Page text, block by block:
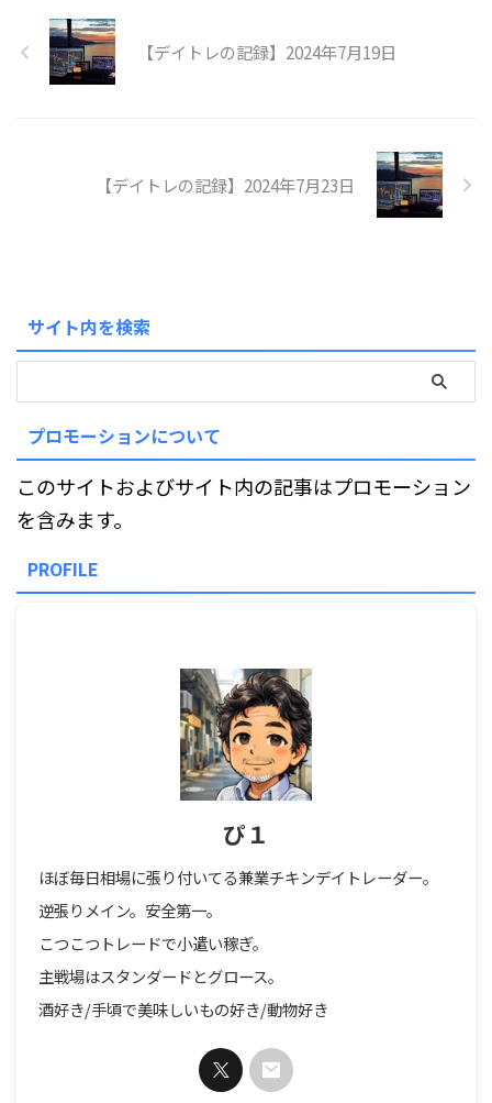
【デイトレの記録】2024年7月19日
【デイトレの記録】2024年7月23日
サイト内を検索
プロモーションについて
このサイトおよびサイト内の記事はプロモーション
を含みます。
PROFILE
ぴ１
ほぼ毎日相場に張り付いてる兼業チキンデイトレーダー。
逆張りメイン。安全第一。
こつこつトレードで小遣い稼ぎ。
主戦場はスタンダードとグロース。
酒好き/手頃で美味しいもの好き/動物好き